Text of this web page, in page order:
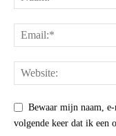
Bewaar mijn naam,
volgende keer dat ik een